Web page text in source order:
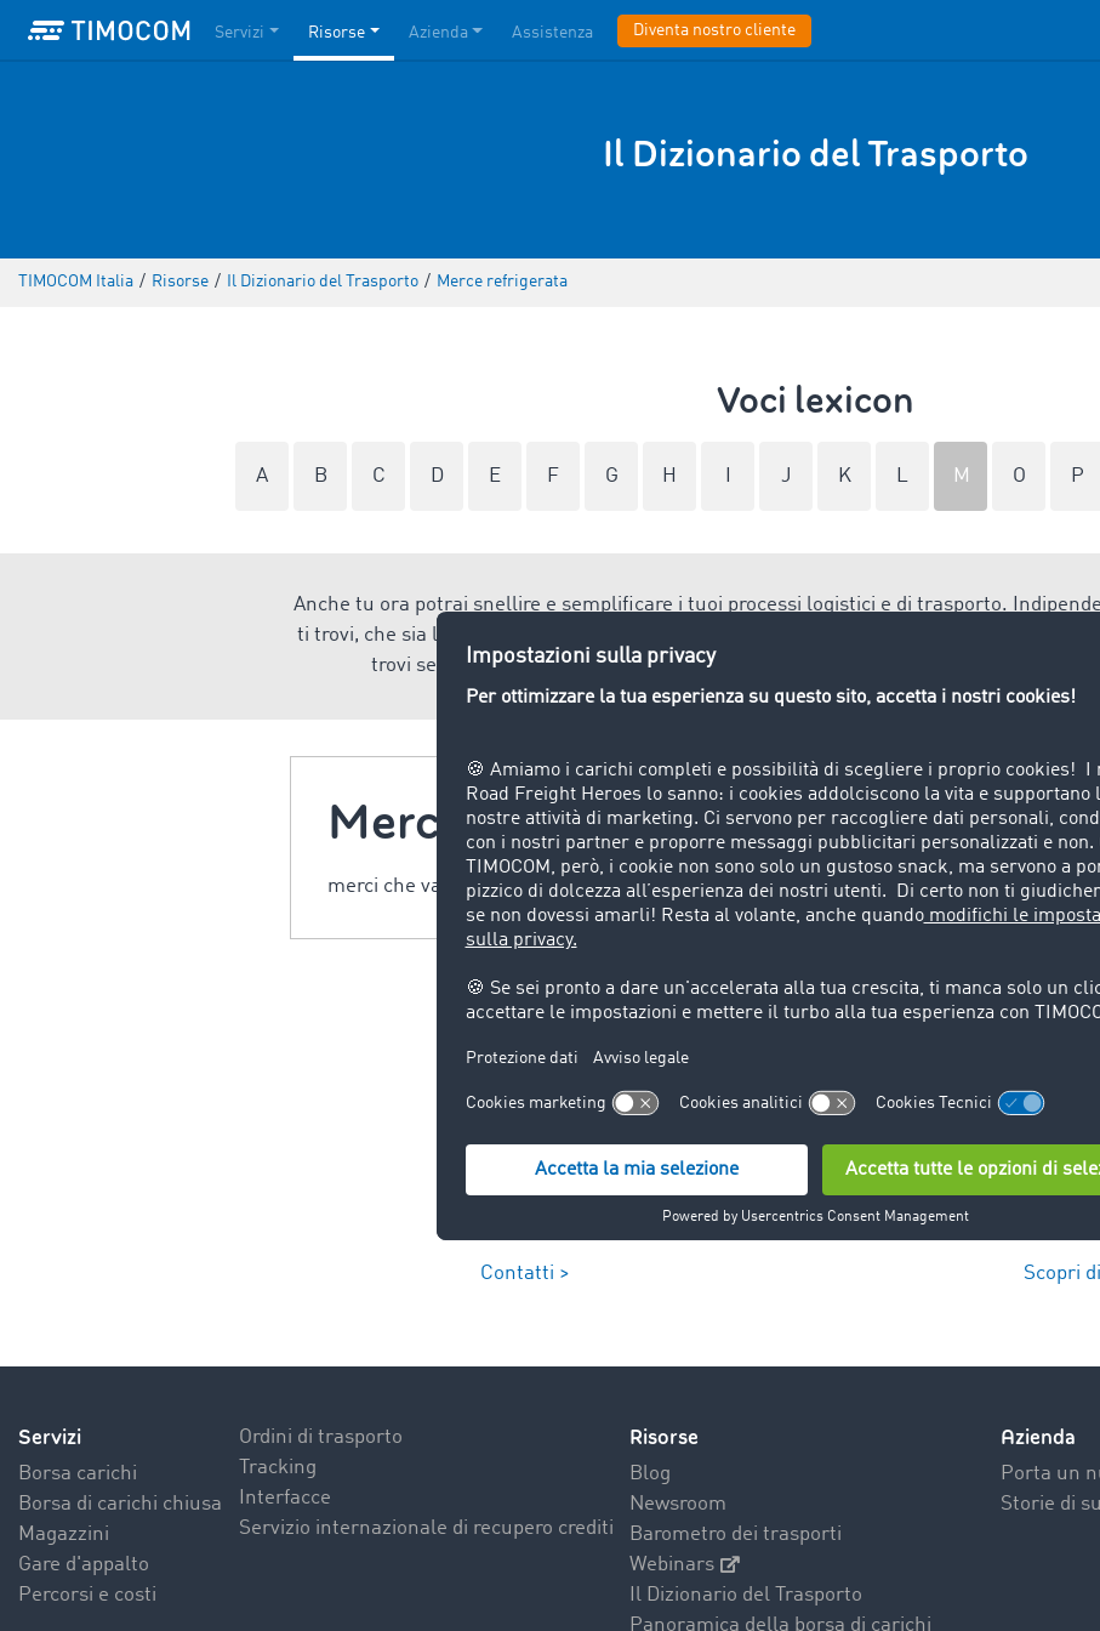
Servizi Risorse Azienda Assistenza Diventa nostro cliente
Il Dizionario del Trasporto
TIMOCOM Italia / Risorse / Il Dizionario del Trasporto / Merce refrigerata
Voci lexicon
A B C D E F G H J K L M O P
Anche tu ora potrai snellire e semplificare i tuoi processi logistici e di trasporto.
ti trovi, che sia l'avvio, l'esecuzione o la gestione dell'ordine di trasporto, nello
Smart
trovi sempre l'applicazione più adatta alle esigenze e al livello di digitalizzazione
Merce refrigerata
merci che vanno trasportate refrigerate. Ad es. generi alimentari (frutta), medicine e
Contatti > Scopri
Servizi
Borsa carichi
Borsa di carichi chiusa
Magazzini
Gare d'appalto
Percorsi e costi
Ordini di trasporto
Tracking
Interfacce
Servizio internazionale di recupero crediti
Risorse
Blog
Newsroom
Barometro dei trasporti
Webinars
Il Dizionario del Trasporto
Panoramica della borsa di carichi
Azienda
Porta un
Storie di